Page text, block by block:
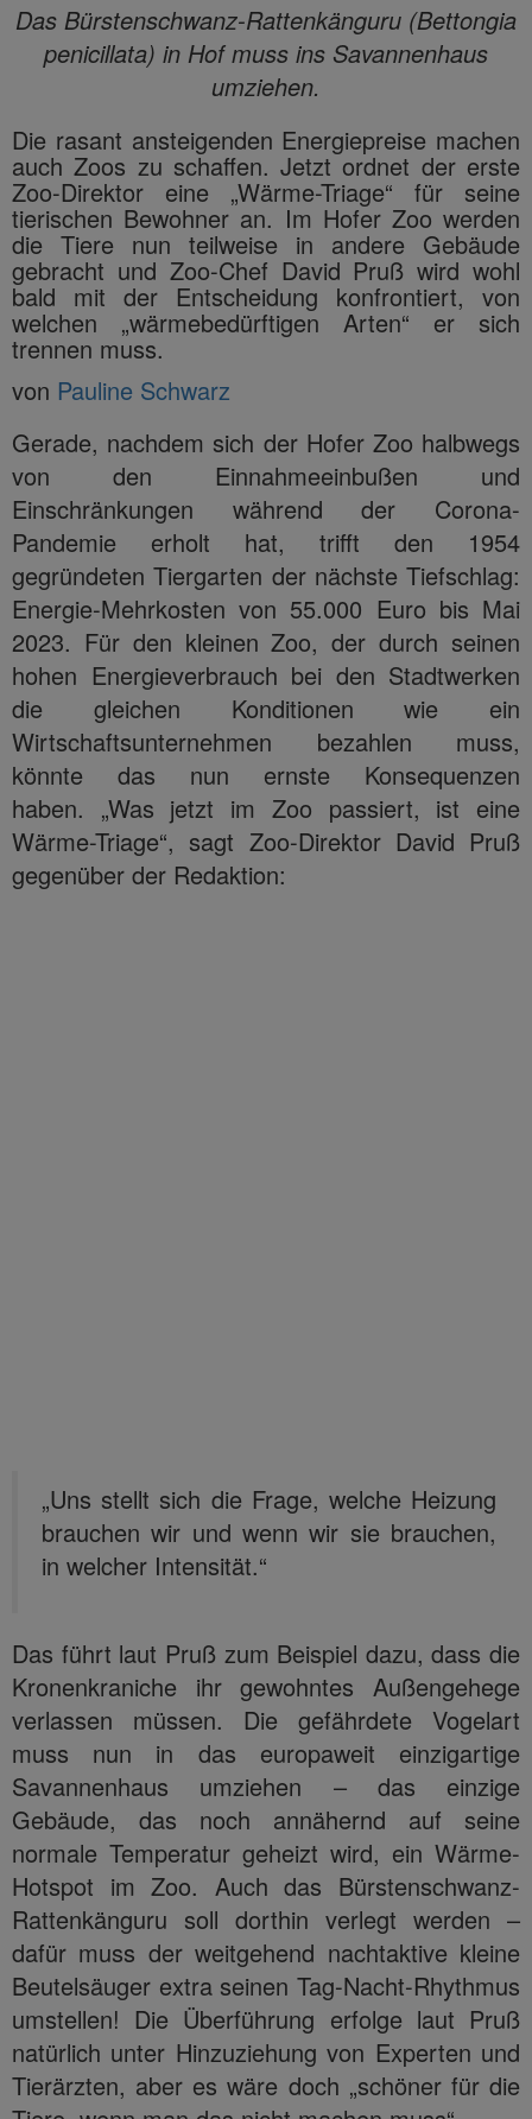
Das Bürstenschwanz-Rattenkänguru (Bettongia
penicillata) in Hof muss ins Savannenhaus
umziehen.
Die rasant ansteigenden Energiepreise machen
auch Zoos zu schaffen. Jetzt ordnet der erste
Zoo-Direktor eine „Wärme-Triage“ für seine
tierischen Bewohner an. Im Hofer Zoo werden
die Tiere nun teilweise in andere Gebäude
gebracht und Zoo-Chef David Pruß wird wohl
bald mit der Entscheidung konfrontiert, von
welchen „wärmebedürftigen Arten“ er sich
trennen muss.
von Pauline Schwarz
Gerade, nachdem sich der Hofer Zoo halbwegs
von den Einnahmeeinbußen und
Einschränkungen während der Corona-
Pandemie erholt hat, trifft den 1954
gegründeten Tiergarten der nächste Tiefschlag:
Energie-Mehrkosten von 55.000 Euro bis Mai
2023. Für den kleinen Zoo, der durch seinen
hohen Energieverbrauch bei den Stadtwerken
die gleichen Konditionen wie ein
Wirtschaftsunternehmen bezahlen muss,
könnte das nun ernste Konsequenzen
haben. „Was jetzt im Zoo passiert, ist eine
Wärme-Triage“, sagt Zoo-Direktor David Pruß
gegenüber der Redaktion:
„Uns stellt sich die Frage, welche Heizung
brauchen wir und wenn wir sie brauchen,
in welcher Intensität.“
Das führt laut Pruß zum Beispiel dazu, dass die
Kronenkraniche ihr gewohntes Außengehege
verlassen müssen. Die gefährdete Vogelart
muss nun in das europaweit einzigartige
Savannenhaus umziehen – das einzige
Gebäude, das noch annähernd auf seine
normale Temperatur geheizt wird, ein Wärme-
Hotspot im Zoo. Auch das Bürstenschwanz-
Rattenkänguru soll dorthin verlegt werden –
dafür muss der weitgehend nachtaktive kleine
Beutelsäuger extra seinen Tag-Nacht-Rhythmus
umstellen! Die Überführung erfolge laut Pruß
natürlich unter Hinzuziehung von Experten und
Tierärzten, aber es wäre doch „schöner für die